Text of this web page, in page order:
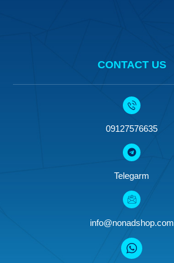
CONTACT US
09127576635
Telegarm
info@nonadshop.com